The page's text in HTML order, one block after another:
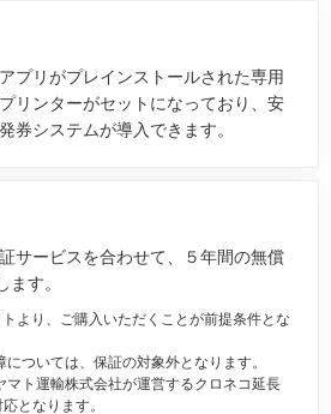
プリがプレインストールされた専用
リンターがセットになっており、安
券システムが導入できます。
サービスを合わせて、５年間の無償
ます。
より、ご購入いただくことが前提条件とな
ついては、保証の対象外となります。
ト運輸株式会社が運営するクロネコ延長
となります。